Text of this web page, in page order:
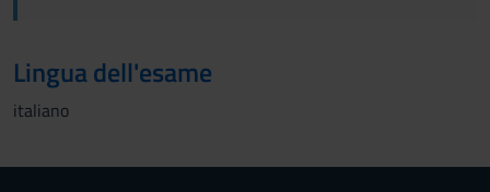
Lingua dell'esame
italiano